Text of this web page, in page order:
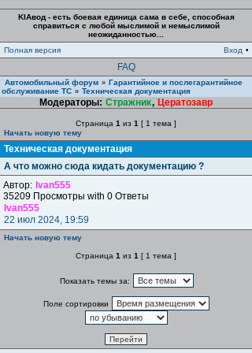
KIAвод - есть боевая единица сама в себе, способная
справиться с любой мыслимой и немыслимой
неожиданностью...
Полная версия
Вход •
FAQ
Автомобильный форум » Гарантийное и послегарантийное
обслуживание ТС » Техническая документация
Модераторы: Стражник, Цератозавр
Страница 1 из 1 [ 1 тема ]
Начать новую тему
Техническая документация
А что можно сюда кидать документацию ?
Автор: Ivan555
35209 Просмотры with 0 Ответы
Ivan555
22 июл 2024, 19:59
Начать новую тему
Страница 1 из 1 [ 1 тема ]
Показать темы за:
Поле сортировки